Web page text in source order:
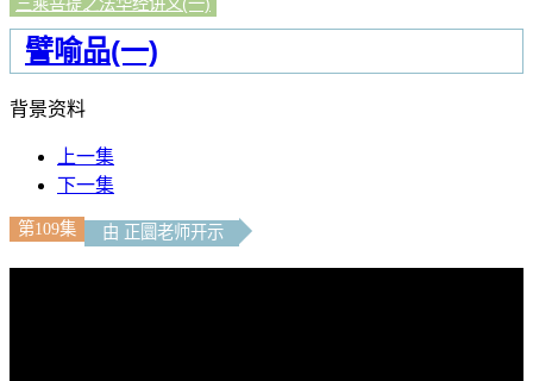
譬喻品(一)
背景资料
上一集
下一集
第109集 由 正圜老师开示